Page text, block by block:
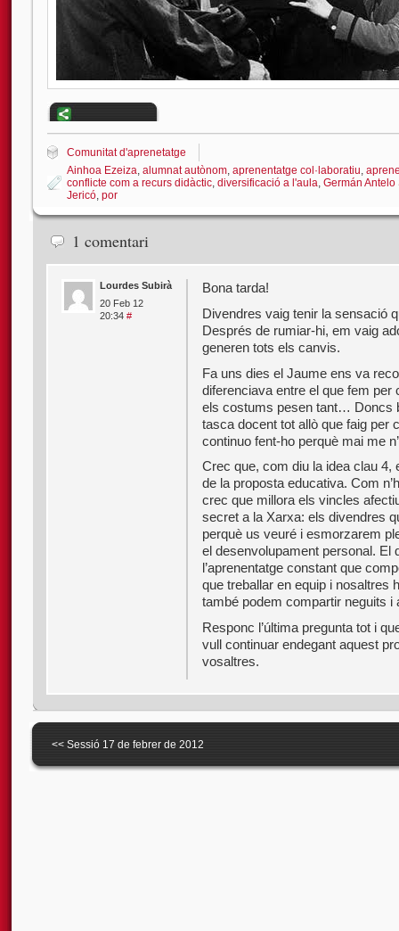
Comunitat d'aprenetatge
Ainhoa Ezeiza, alumnat autònom, aprenentatge col·laboratiu,
conflicte com a recurs didàctic, diversificació a l'aula, Germán
Jericó, por
1 comentari
Lourdes Subirà
20 Feb 12
20:34 #
Bona tarda!
Divendres vaig tenir la sensació
Després de rumiar-hi, em vaig
generen tots els canvis.
Fa uns dies el Jaume ens va
diferenciava entre el que fem
els costums pesen tant… Doncs
tasca docent tot allò que faig per
continuo fent-ho perquè mai me
Crec que, com diu la idea clau 4,
de la proposta educativa. Com
crec que millora els vincles
secret a la Xarxa: els divendres
perquè us veuré i esmorzarem
el desenvolupament personal. El
l’aprenentatge constant que
que treballar en equip i nosaltres
també podem compartir neguits
Responc l’última pregunta tot i
vull continuar endegant aquest
vosaltres.
<< Sessió 17 de febrer de 2012